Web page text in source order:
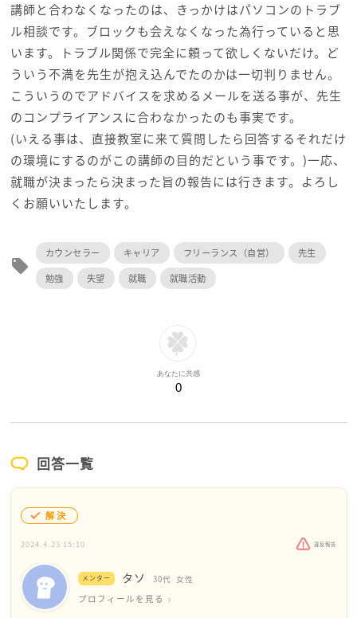
講師と合わなくなったのは、きっかけはパソコンのトラブ
ル相談です。ブロックも会えなくなった為行っていると思
います。トラブル関係で完全に頼って欲しくないだけ。ど
ういう不満を先生が抱え込んでたのかは一切判りません。
こういうのでアドバイスを求めるメールを送る事が、先生
のコンプライアンスに合わなかったのも事実です。
(いえる事は、直接教室に来て質問したら回答するそれだけ
の環境にするのがこの講師の目的だという事です。)一応、
就職が決まったら決まった旨の報告には行きます。よろし
くお願いいたします。
local_offer
カウンセラー キャリア フリーランス（自営）
先生
勉強
失望 就職 就職活動
あなたに共感
0
回答一覧
解決
2024.4.23 15:10 違反報告
メンター タソ 30代 女性
プロフィールを見る